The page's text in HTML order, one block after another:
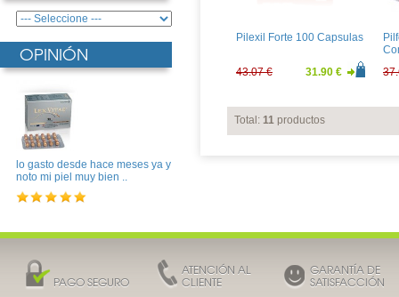
OPINIÓN
lo gasto desde hace meses ya y
noto mi piel muy bien ..
Pilexil Forte 100 Capsulas
43.07 € 31.90 €
Total: 11 productos
PAGO SEGURO
ATENCIÓN AL
CLIENTE
GARANTÍA DE
SATISFACCIÓN